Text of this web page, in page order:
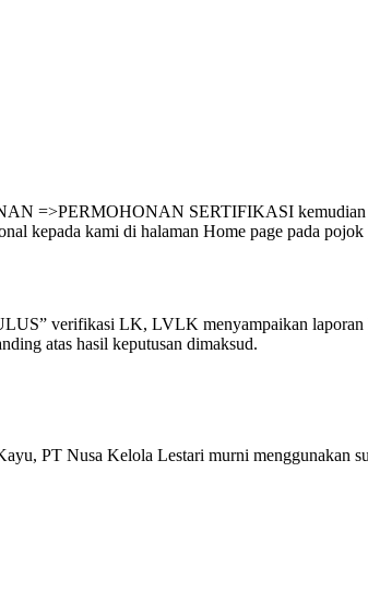
=>PERMOHONAN SERTIFIKASI
kepada kami di halaman Home page pada pojok
verifikasi LK, LVLK menyampaikan laporan
atas hasil keputusan dimaksud.
PT Nusa Kelola Lestari murni menggunakan